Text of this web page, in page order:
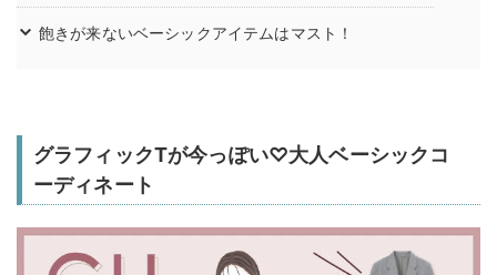
飽きが来ないベーシックアイテムはマスト！
グラフィックTが今っぽい♡大人ベーシックコ
ーディネート